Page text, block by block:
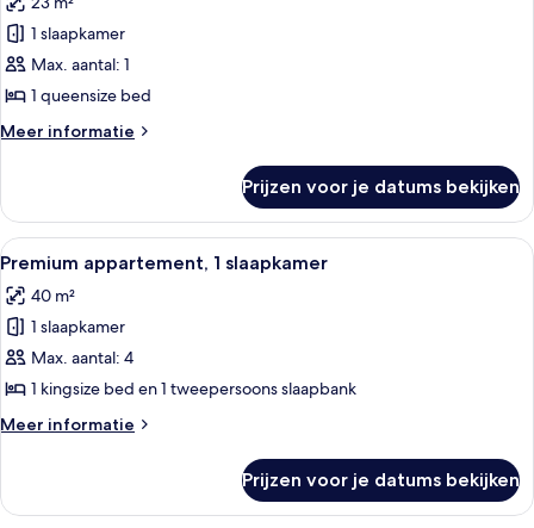
voor
Standaard
eenpersoonskamer
laden
1 slaapkamer
Max. aantal: 1
1 queensize bed
Meer informatie
Meer
eenpersoonskamer
Prijzen voor je datums bekijken
Alle
foto's
voor
Premium
appartement,
1
slaapkamer
laden
Een eethoek met een tafel, stoelen,
9
Premium appartement, 1 slaapkamer
40 m²
1 slaapkamer
Max. aantal: 4
1 kingsize bed en 1 tweepersoons slaapbank
Meer informatie
Meer
appartement,
Prijzen voor je datums bekijken